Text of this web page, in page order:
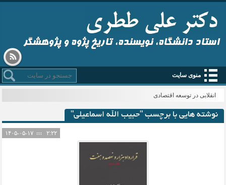
استاد دانشگاه، نویسنده، تاریخ پژوه و پژوهشگر
منوی سایت
انقلابی در توسعه اقتصادی
نوشته هایی با برچسب "حبیب الله اسماعیلی"
۲:۲۲